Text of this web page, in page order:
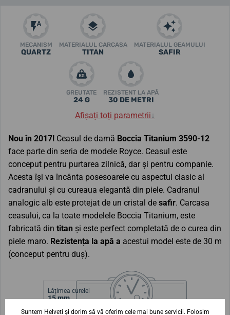
MECANISM
QUARTZ
MATERIALUL CARCASA
TITAN
MATERIALUL GEAMULUI
SAFIR
GREUTATE
24 G
REZISTENT LA APĂ
30 DE METRI
Afișați toți parametrii↓
Nou în 2017! Ceasul de damă Boccia Titanium 3590-12
face parte din seria de modele Royce. Ceasul este
conceput pentru purtarea zilnică, dar și pentru companie.
Acesta își va încânta posesoarele cu aspectul clasic al
cadranului și cu cureaua elegantă din piele. Cadranul
analogic alb este protejat de un cristal de safir. Carcasa
ceasului, ca la toate modelele Boccia Titanium, este
fabricată din titan și este perfect completată de o curea din
piele maro. Rezistența la apă a acestui model este de 30 m
(conceput pentru duș).
Lățimea curelei
15 mm
Suntem Helveti și dorim să vă oferim cele mai bune servicii. Folosim